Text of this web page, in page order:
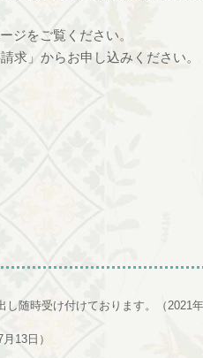
ジをご覧ください。
求」からお申し込みください。
随時受け付けております。（2021年
13日）